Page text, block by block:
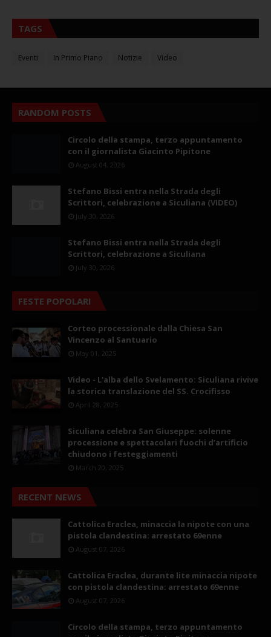
TAGS
Eventi In Primo Piano Notizie Video
RANDOM POSTS
Circolo della stampa, terzo appuntamento
con il giornalista Giacinto Pipitone
August 04, 2026
Stefano Bissi entra nella Strada degli
Scrittori, celebrazione a Siculiana (VIDEO)
July 30, 2026
Stefano Bissi entra nella Strada degli
Scrittori, celebrazione a Siculiana
July 30, 2026
FESTE POPOLARI
Corteo processionale dalla Chiesa San
Vincenzo al Santuario
May 01, 2025
Video - L'alba dello Svelamento: Siculiana rivive
la storica translazione del SS. Crocifisso
April 28, 2025
Siculiana celebra San Giuseppe: solenne
processione e spettacolari fuochi d’artificio
chiudono i festeggiamenti
March 20, 2025
RECENT NEWS
Cattolica Eraclea, minaccia la nipote con una
pistola clandestina: arrestato 69enne
August 07, 2026
Cattolica Eraclea, durante lite minaccia nipote
con pistola clandestina: arrestato 69enne
August 07, 2026
Circolo della stampa, terzo appuntamento